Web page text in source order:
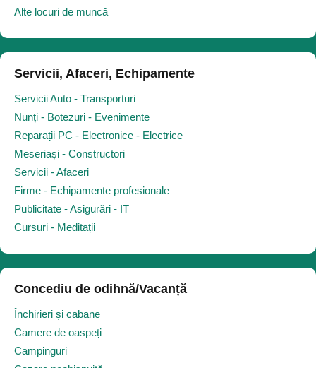
Alte locuri de muncă
Servicii, Afaceri, Echipamente
Servicii Auto - Transporturi
Nunți - Botezuri - Evenimente
Reparații PC - Electronice - Electrice
Meseriași - Constructori
Servicii - Afaceri
Firme - Echipamente profesionale
Publicitate - Asigurări - IT
Cursuri - Meditații
Concediu de odihnă/Vacanță
Închirieri și cabane
Camere de oaspeți
Campinguri